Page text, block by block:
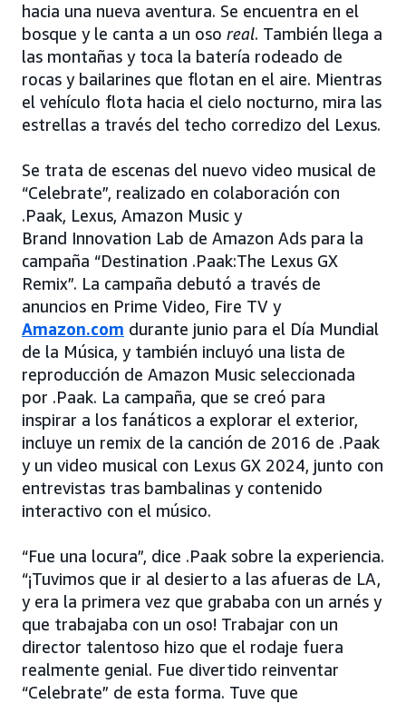
hacia una nueva aventura. Se encuentra en el
bosque y le canta a un oso real. También llega a
las montañas y toca la batería rodeado de
rocas y bailarines que flotan en el aire. Mientras
el vehículo flota hacia el cielo nocturno, mira las
estrellas a través del techo corredizo del Lexus.
Se trata de escenas del nuevo video musical de
“Celebrate”, realizado en colaboración con
.Paak, Lexus, Amazon Music y
Brand Innovation Lab de Amazon Ads para la
campaña “Destination .Paak:The Lexus GX
Remix”. La campaña debutó a través de
anuncios en Prime Video, Fire TV y
Amazon.com durante junio para el Día Mundial
de la Música, y también incluyó una lista de
reproducción de Amazon Music seleccionada
por .Paak. La campaña, que se creó para
inspirar a los fanáticos a explorar el exterior,
incluye un remix de la canción de 2016 de .Paak
y un video musical con Lexus GX 2024, junto con
entrevistas tras bambalinas y contenido
interactivo con el músico.
“Fue una locura”, dice .Paak sobre la experiencia.
“¡Tuvimos que ir al desierto a las afueras de LA,
y era la primera vez que grababa con un arnés y
que trabajaba con un oso! Trabajar con un
director talentoso hizo que el rodaje fuera
realmente genial. Fue divertido reinventar
“Celebrate” de esta forma. Tuve que